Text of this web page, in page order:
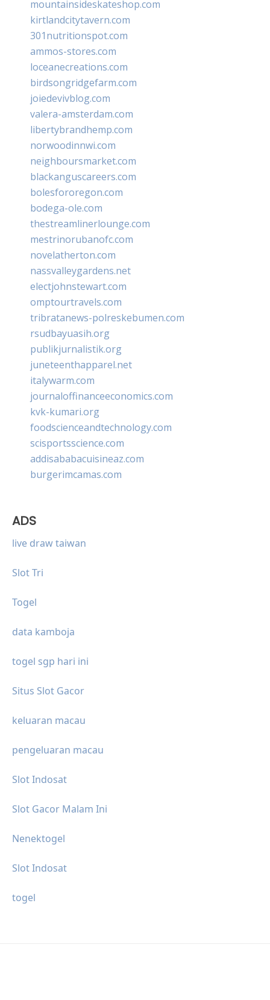
mountainsideskateshop.com
kirtlandcitytavern.com
301nutritionspot.com
ammos-stores.com
loceanecreations.com
birdsongridgefarm.com
joiedevivblog.com
valera-amsterdam.com
libertybrandhemp.com
norwoodinnwi.com
neighboursmarket.com
blackanguscareers.com
bolesfororegon.com
bodega-ole.com
thestreamlinerlounge.com
mestrinorubanofc.com
novelatherton.com
nassvalleygardens.net
electjohnstewart.com
omptourtravels.com
tribratanews-polreskebumen.com
rsudbayuasih.org
publikjurnalistik.org
juneteenthapparel.net
italywarm.com
journaloffinanceeconomics.com
kvk-kumari.org
foodscienceandtechnology.com
scisportsscience.com
addisababacuisineaz.com
burgerimcamas.com
ADS
live draw taiwan
Slot Tri
Togel
data kamboja
togel sgp hari ini
Situs Slot Gacor
keluaran macau
pengeluaran macau
Slot Indosat
Slot Gacor Malam Ini
Nenektogel
Slot Indosat
togel